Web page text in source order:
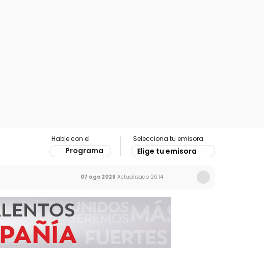
Hable con el
Programa
Selecciona tu emisora
Elige tu emisora
07 ago 2026 Actualizado 20:14